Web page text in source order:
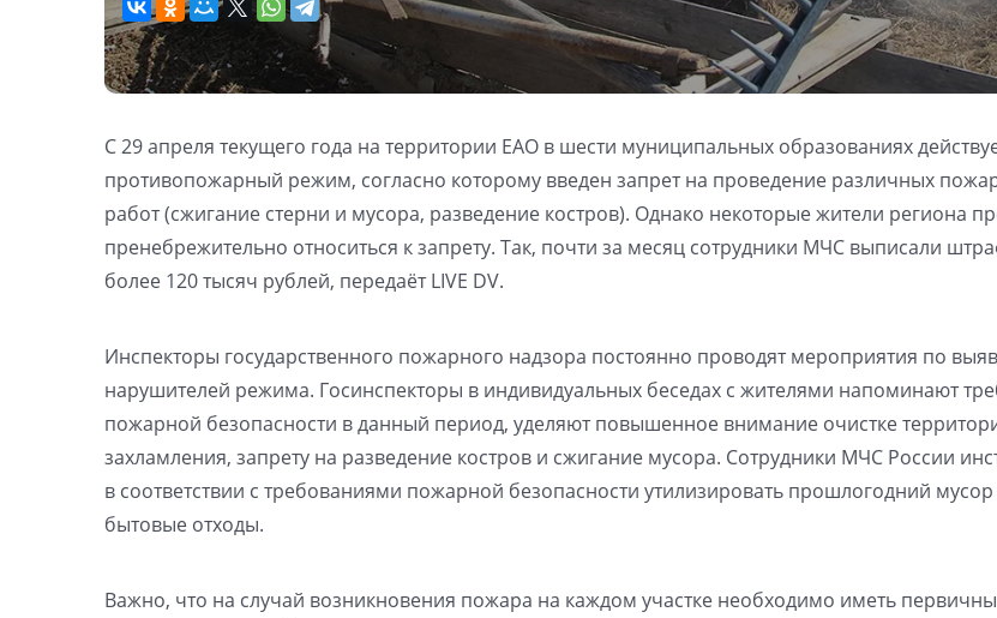
С 29 апреля текущего года на территории ЕАО в шести муниципальных образованиях
противопожарный режим, согласно которому введен запрет на проведение различных
работ (сжигание стерни и мусора, разведение костров). Однако некоторые жители региона
пренебрежительно относиться к запрету. Так, почти за месяц сотрудники МЧС выписали
более 120 тысяч рублей, передаёт LIVE DV.
Инспекторы государственного пожарного надзора постоянно проводят мероприятия по
нарушителей режима. Госинспекторы в индивидуальных беседах с жителями напоминают
пожарной безопасности в данный период, уделяют повышенное внимание очистке
захламления, запрету на разведение костров и сжигание мусора. Сотрудники МЧС России
в соответствии с требованиями пожарной безопасности утилизировать прошлогодний
бытовые отходы.
Важно, что на случай возникновения пожара на каждом участке необходимо иметь